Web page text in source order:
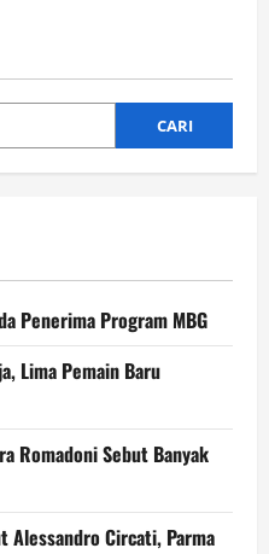
CARI
Penerima Program MBG
Lima Pemain Baru
Romadoni Sebut Banyak
Alessandro Circati, Parma